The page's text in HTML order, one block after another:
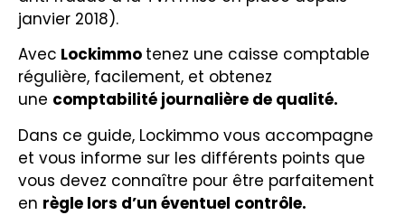
janvier 2018).
Avec Lockimmo tenez une caisse comptable
régulière, facilement, et obtenez
une comptabilité journalière de qualité.
Dans ce guide, Lockimmo vous accompagne
et vous informe sur les différents points que
vous devez connaître pour être parfaitement
en règle lors d’un éventuel contrôle.